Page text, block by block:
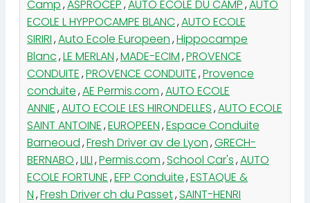
Camp,ASPROCEP,AUTO ECOLE DU CAMP,AUTO
ECOLE L HYPPOCAMPE BLANC,AUTO ECOLE
SIRIRI,Auto Ecole Europeen,Hippocampe
Blanc,LE MERLAN,MADE-ECIM,PROVENCE
CONDUITE,PROVENCE CONDUITE,Provence
conduite,AE Permis.com,AUTO ECOLE
ANNIE,AUTO ECOLE LES HIRONDELLES,AUTO ECOLE
SAINT ANTOINE,EUROPEEN,Espace Conduite
Barneoud,Fresh Driver av de Lyon,GRECH-
BERNABO,LILI,Permis.com,School Car's,AUTO
ECOLE FORTUNE,EFP Conduite,ESTAQUE &
N,Fresh Driver ch du Passet,SAINT-HENRI